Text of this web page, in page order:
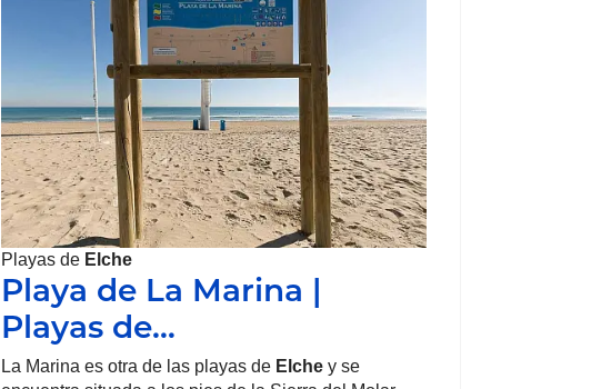
Playas de Elche
Playa de La Marina |
Playas de…
La Marina es otra de las playas de Elche y se